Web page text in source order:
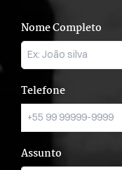
Nome Completo
Telefone
Assunto